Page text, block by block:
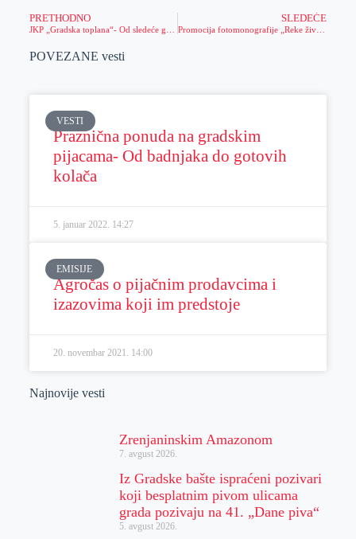
PRETHODNO SLEDEĆE
POVEZANE vesti
VESTI
Praznična ponuda na gradskim
pijacama- Od badnjaka do gotovih
kolača
5. januar 2022. 14:27
EMISIJE
Agročas o pijačnim prodavcima i
izazovima koji im predstoje
20. novembar 2021. 14:00
Najnovije vesti
Zrenjaninskim Amazonom
7. avgust 2026.
Iz Gradske bašte ispraćeni pozivari
koji besplatnim pivom ulicama
grada pozivaju na 41. „Dane piva“
5. avgust 2026.